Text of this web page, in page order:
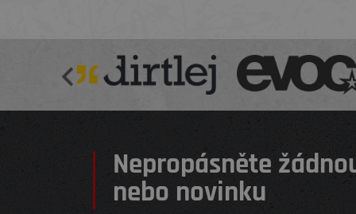
Nepropásněte
nebo novinku